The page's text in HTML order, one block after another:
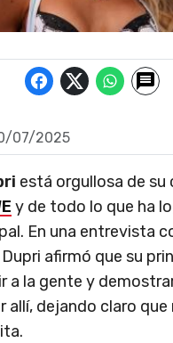
07/2025
está orgullosa de su
y de todo lo que ha
En una entrevista
Dupri afirmó que su
a la gente y
allí, dejando claro que